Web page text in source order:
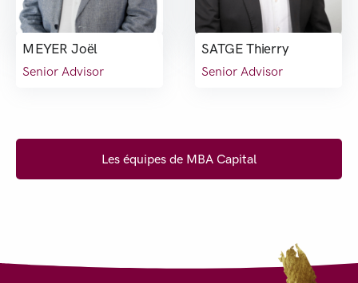
MEYER Joël
Senior Advisor
SATGE Thierry
Senior Advisor
Les équipes de MBA Capital